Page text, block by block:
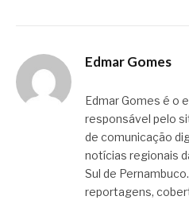
Edmar Gomes
Edmar Gomes é o
responsável pelo
de comunicação
notícias regionais
Sul de
reportagens,